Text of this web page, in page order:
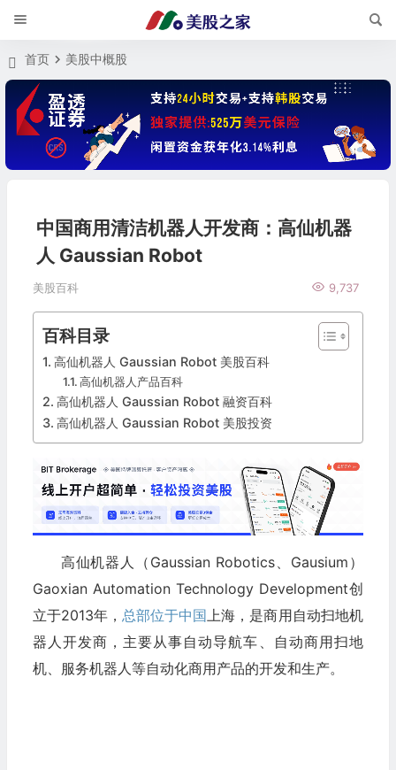
首页 美股中概股
中国商用清洁机器人开发商：高仙机器
人 Gaussian Robot
美股百科 9,737
百科目录
高仙机器人 Gaussian Robot 美股百科
高仙机器人产品百科
高仙机器人 Gaussian Robot 融资百科
高仙机器人 Gaussian Robot 美股投资
高仙机器人（Gaussian Robotics、Gausium）
Gaoxian Automation Technology Development创
立于2013年， 总部位于中国 上海，是商用自动扫地机
器人开发商，主要从事自动导航车、自动商用扫地
机、服务机器人等自动化商用产品的开发和生产。